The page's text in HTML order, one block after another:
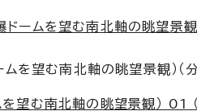
ドームを望む南北軸の眺望景
を望む南北軸の眺望景観）（
を望む南北軸の眺望景観）